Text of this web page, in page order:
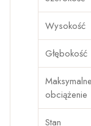
Wysokość
Głębokość
Maksymalne
obciążenie
Stan